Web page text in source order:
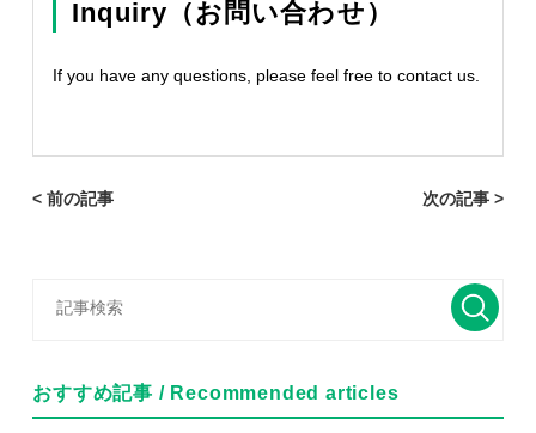
Inquiry（お問い合わせ）
If you have any questions, please feel free to contact us.
< 前の記事 次の記事 >
おすすめ記事 / Recommended articles